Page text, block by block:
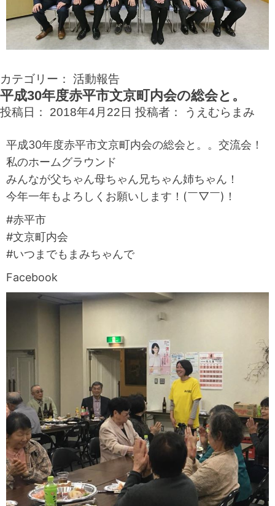
カテゴリー： 活動報告
平成30年度赤平市文京町内会の総会と。
投稿日： 2018年4月22日 投稿者： うえむらまみ
平成30年度赤平市文京町内会の総会と。。交流会！
私のホームグラウンド
みんなが父ちゃん母ちゃん兄ちゃん姉ちゃん！
今年一年もよろしくお願いします！(￣▽￣)！
#赤平市
#文京町内会
#いつまでもまみちゃんで
Facebook